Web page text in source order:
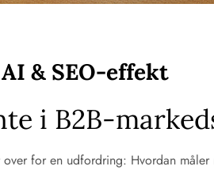
& SEO-effekt
i B2B-
for en udfordring: Hvordan